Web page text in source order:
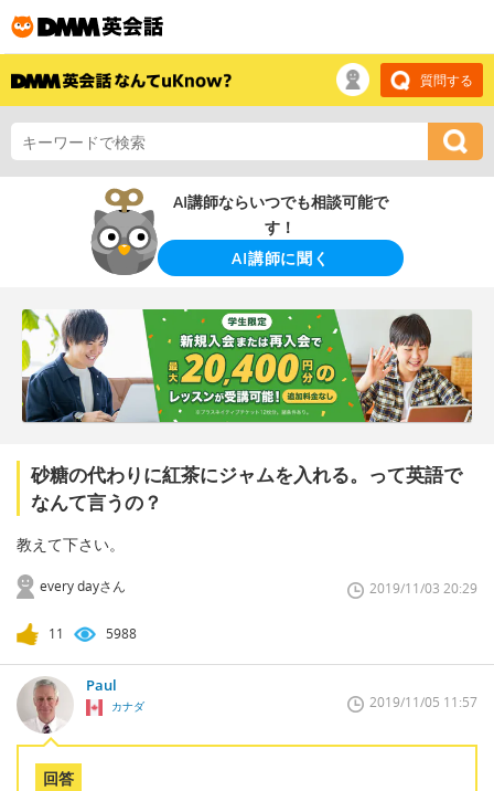
質問する
AI講師ならいつでも相談可能で
す！
AI講師に聞く
砂糖の代わりに紅茶にジャムを入れる。って英語で
なんて言うの？
教えて下さい。
every dayさん 2019/11/03 20:29
11 5988
Paul
カナダ 2019/11/05 11:57
回答